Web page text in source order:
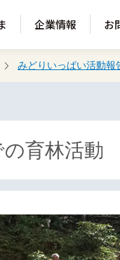
企業情報 お
みどりいっぱい活動報
育林活動